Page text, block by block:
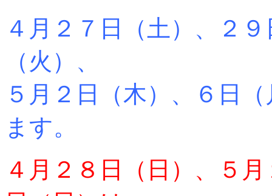
４月２７日（土）、２
（火）、
５月２日（木）、６日
ます。
４月２８日（日）、５